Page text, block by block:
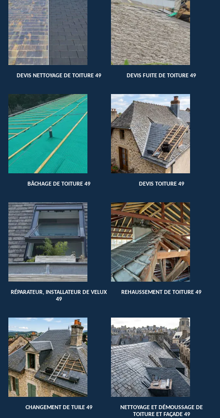
DEVIS NETTOYAGE DE TOITURE 49 DEVIS FUITE DE TOITURE 49
BÂCHAGE DE TOITURE 49 DEVIS TOITURE 49
RÉPARATEUR, INSTALLATEUR DE VELUX
49
REHAUSSEMENT DE TOITURE 49
CHANGEMENT DE TUILE 49
NETTOYAGE ET DÉMOUSSAGE DE
TOITURE ET FAÇADE 49